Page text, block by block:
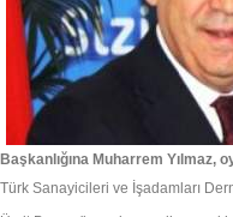
Başkanlığına Muharrem Yılmaz,
Türk Sanayicileri ve İşadamları